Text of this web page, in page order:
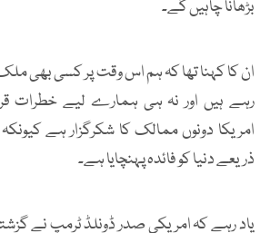
بڑھانا چاہیں گے۔
ان کا کہنا تھا کہ ہم اس وقت پر کسی بھی ملک
رہے ہیں اور نہ ہی ہمارے لیے خطرات
امریکا دونوں ممالک کا شکرگزار ہے
ذریعے دنیا کو فائدہ پہنچایا ہے۔
یاد رہے کہ امریکی صدر ڈونلڈ ٹرمپ نے